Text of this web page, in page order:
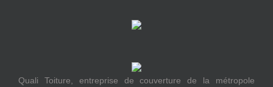
Quali Toiture, entreprise de couverture de la métropole